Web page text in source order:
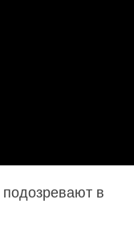
подозревают в